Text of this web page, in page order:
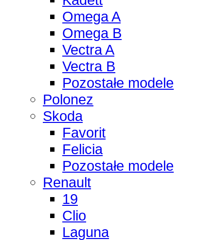
Omega A
Omega B
Vectra A
Vectra B
Pozostałe modele
Polonez
Skoda
Favorit
Felicia
Pozostałe modele
Renault
19
Clio
Laguna